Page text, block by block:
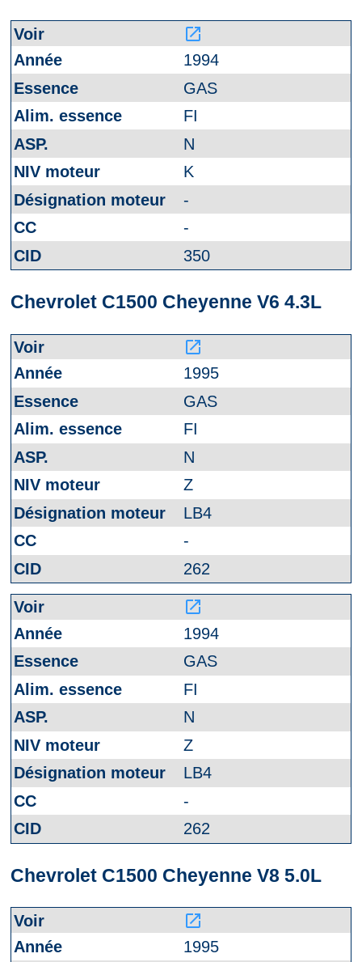
launch
1994
GAS
FI
N
K
-
-
350
Chevrolet C1500 Cheyenne V6 4.3L
launch
1995
GAS
FI
N
Z
LB4
-
262
launch
1994
GAS
FI
N
Z
LB4
-
262
Chevrolet C1500 Cheyenne V8 5.0L
launch
1995